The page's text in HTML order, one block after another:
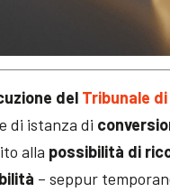
del Tribunale
di istanza di
alla possibilità di
– seppur